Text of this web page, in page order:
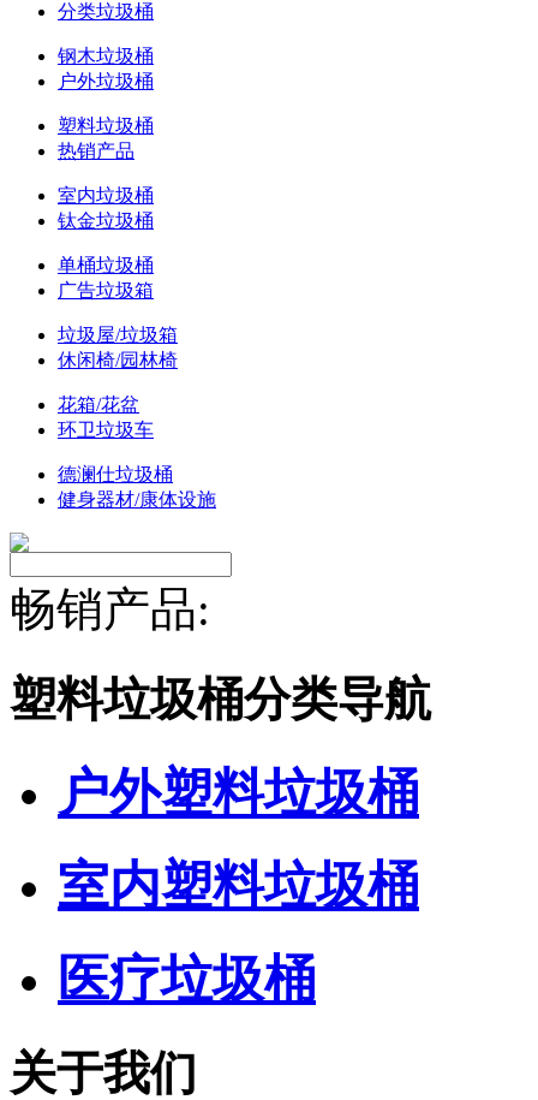
分类垃圾桶
钢木垃圾桶
户外垃圾桶
塑料垃圾桶
热销产品
室内垃圾桶
钛金垃圾桶
单桶垃圾桶
广告垃圾箱
垃圾屋/垃圾箱
休闲椅/园林椅
花箱/花盆
环卫垃圾车
德澜仕垃圾桶
健身器材/康体设施
畅销产品:
塑料垃圾桶分类导航
户外塑料垃圾桶
室内塑料垃圾桶
医疗垃圾桶
关于我们